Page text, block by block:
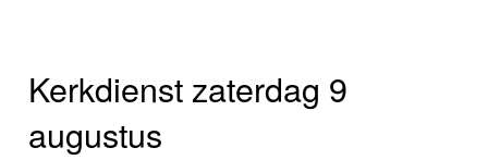
Kerkdienst zaterdag 9
augustus